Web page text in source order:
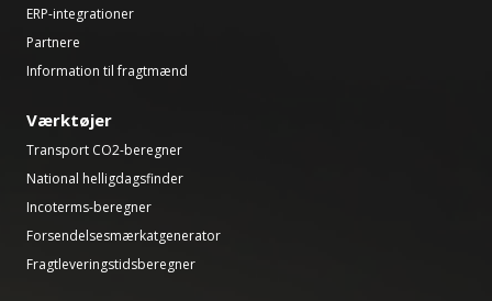
ERP-integrationer
Partnere
Information til fragtmænd
Værktøjer
Transport CO2-beregner
National helligdagsfinder
Incoterms-beregner
Forsendelsesmærkatgenerator
Fragtleveringstidsberegner